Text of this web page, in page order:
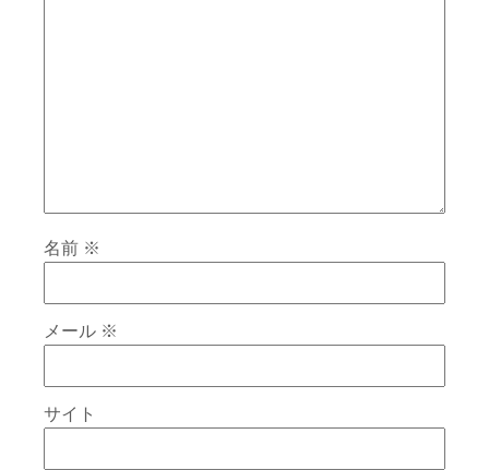
名前 ※
メール ※
サイト